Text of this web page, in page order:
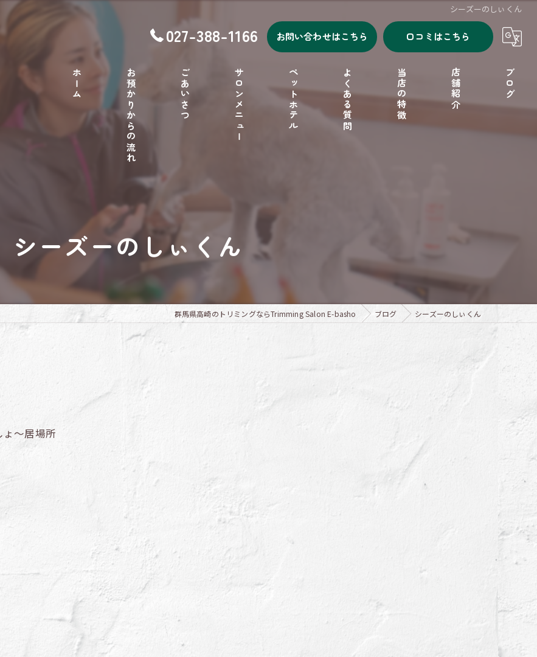
シーズーのしぃくん
027-388-1166 お問い合わせはこちら 口コミはこちら
ホーム お預かりからの流れ ごあいさつ サロンメニュー ペットホテル よくある質問 当店の特徴 店舗紹介 ブログ
シーズーのしぃくん
群馬県高崎のトリミングならTrimming Salon E-basho ブログ シーズーのしぃくん
～居場所